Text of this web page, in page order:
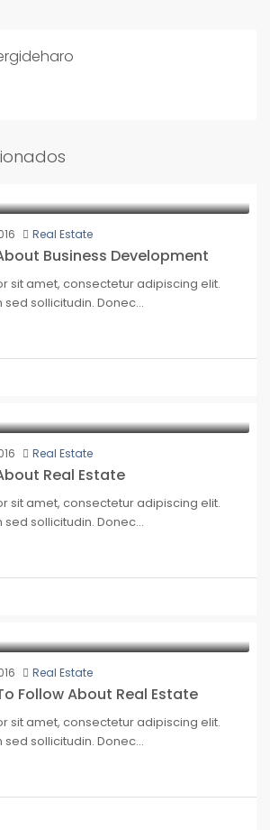
Real Estate
Business Development
sit amet, consectetur adipiscing elit.
sed sollicitudin. Donec...
Real Estate
Real Estate
sit amet, consectetur adipiscing elit.
sed sollicitudin. Donec...
Real Estate
Follow About Real Estate
sit amet, consectetur adipiscing elit.
sed sollicitudin. Donec...